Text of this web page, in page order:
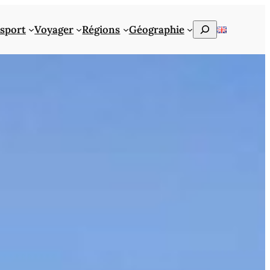
Voyager Régions Géographie Rechercher